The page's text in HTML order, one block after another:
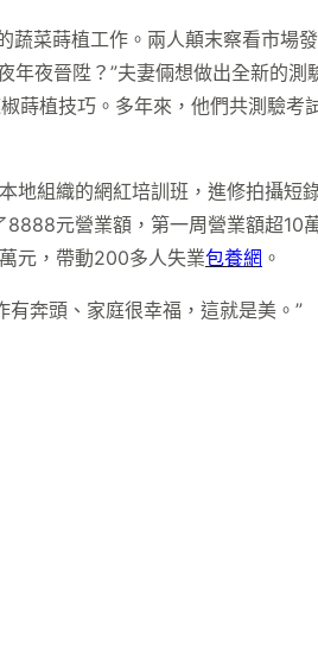
菜蒔植工作。兩人顛末察看市場
年夜晉陞？”夫妻倆想做出全新的
蒔植技巧。多年來，他們共測驗考
地組織的網紅培訓班，進修拍攝
元營業額，第一周營業額超
元，帶動200多人失業包養網 。
有奔頭、家庭很幸福，這就是美。”